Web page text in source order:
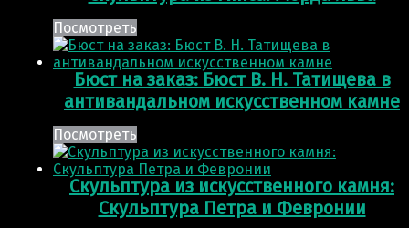
Посмотреть
Бюст на заказ: Бюст В. Н. Татищева в
антивандальном искусственном камне
Посмотреть
Скульптура из искусственного камня:
Скульптура Петра и Февронии